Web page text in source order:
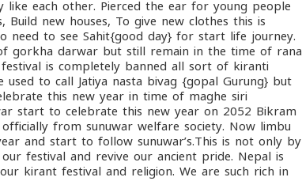
each other. Pierced the ear for young people
new houses, To give new clothes this is
need to see Sahit{good day} for start life journey.
gorkha darwar but still remain in the time of rana
is completely banned all sort of kiranti
to call Jatiya nasta bivag {gopal Gurung} but
this new year in time of maghe siri
start to celebrate this new year on 2052 Bikram
from sunuwar welfare society. Now limbu
and start to follow sunuwar’s.This is not only by
festival and revive our ancient pride. Nepal is
kirant festival and religion. We are such rich in